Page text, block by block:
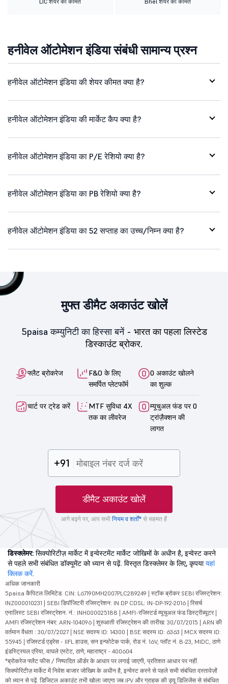
हनीवेल ऑटोमेशन इंडिया संबंधी सामान्य प्रश्न
हनीवेल ऑटोमेशन इंडिया की शेयर कीमत क्या है?
हनीवेल ऑटोमेशन इंडिया की मार्केट कैप क्या है?
हनीवेल ऑटोमेशन इंडिया का P/E रेशियो क्या है?
हनीवेल ऑटोमेशन इंडिया का PB रेशियो क्या है?
हनीवेल ऑटोमेशन इंडिया का 52 सप्ताह का उच्च/निम्न क्या है?
मुफ्त डीमैट अकाउंट खोलें
5paisa कम्युनिटी का हिस्सा बनें - भारत का पहला लिस्टेड
डिस्काउंट ब्रोकर.
फ्लैट ब्रोकरेज
F&O के लिए
समर्पित प्लेटफॉर्म
0 अकाउंट खोलने
का शुल्क
चार्ट पर ट्रेड करें
MTF सुविधा 4X
तक का लीवरेज
म्यूचुअल फंड पर 0
ट्रांज़ैक्शन की
लागत
+91
डीमैट अकाउंट खोलें
आगे बढ़ने पर, आप सभी नियम व शर्तों* से सहमत हैं
डिस्क्लेमर: सिक्योरिटीज़ मार्केट में इन्वेस्टमेंट मार्केट जोखिमों के अधीन है, इन्वेस्ट करने
से पहले सभी संबंधित डॉक्यूमेंट को ध्यान से पढ़ें. विस्तृत डिस्क्लेमर के लिए, कृपयायहां
क्लिक करें.
अधिक जानकारी
5paisa कैपिटल लिमिटेड. CIN: L67190MH2007PLC289249 | स्टॉक ब्रोकर SEBI रजिस्ट्रेशन:
INZ000010231 | SEBI डिपॉजिटरी रजिस्ट्रेशन: IN DP CDSL: IN-DP-192-2016 | रिसर्च
एनालिस्ट SEBI रजिस्ट्रेशन. नं.: INH000025188 | AMFI-रजिस्टर्ड म्यूचुअल फंड डिस्ट्रीब्यूटर |
AMFI रजिस्ट्रेशन नंबर: ARN-104096 | शुरुआती रजिस्ट्रेशन की तारीख: 30/07/2015 | ARN की
वर्तमान वैधता : 30/07/2027 | NSE सदस्य ID: 14300 | BSE सदस्य ID: 6363 | MCX सदस्य ID:
55945 | रजिस्टर्ड एड्रेस - IIFL हाउस, सन इन्फोटेक पार्क, रोड नं. 16V, प्लॉट नं. B-23, MIDC, ठाणे
इंडस्ट्रियल एरिया, वाघले एस्टेट, ठाणे, महाराष्ट्र - 400604
*ब्रोकरेज फ्लैट फीस / निष्पादित ऑर्डर के आधार पर लगाई जाएगी, प्रतिशत आधार पर नहीं.
सिक्योरिटीज़ मार्केट में निवेश बाजार जोखिम के अधीन है, इन्वेस्ट करने से पहले सभी संबंधित दस्तावेज़ों
को ध्यान से पढ़ें. डिजिटल अकाउंट तभी खोला जाएगा जब IPV और ग्राहक की ड्यू डिलिजेंस से संबंधित